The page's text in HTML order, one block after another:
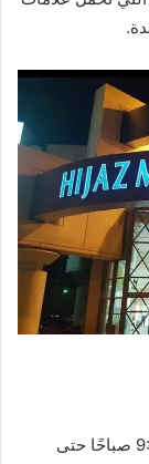
يوميًا من الساعة 9:30 صباحًا حتى